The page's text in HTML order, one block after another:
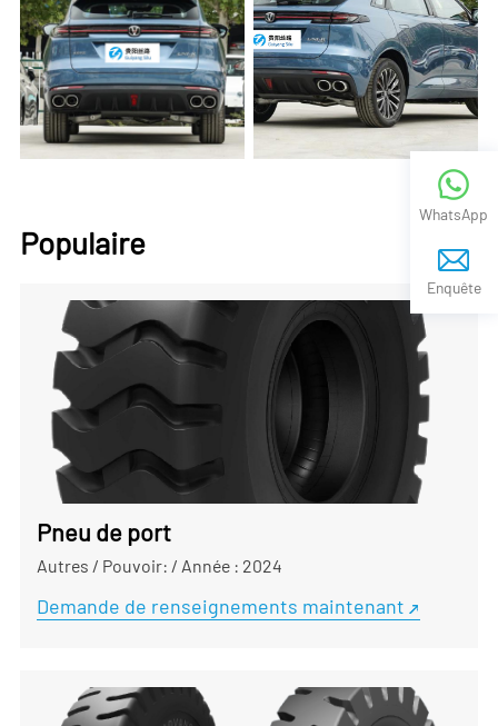
Populaire
Pneu de port
Autres / Pouvoir: / Année : 2024
Demande de renseignements maintenant
WhatsApp
Enquête